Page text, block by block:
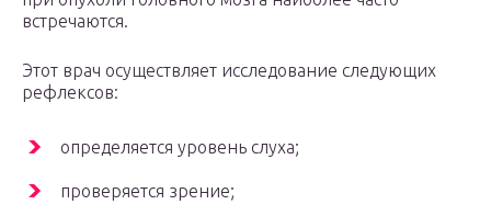
встречаются.
Этот врач осуществляет исследование следующих
рефлексов:
определяется уровень слуха;
проверяется зрение;